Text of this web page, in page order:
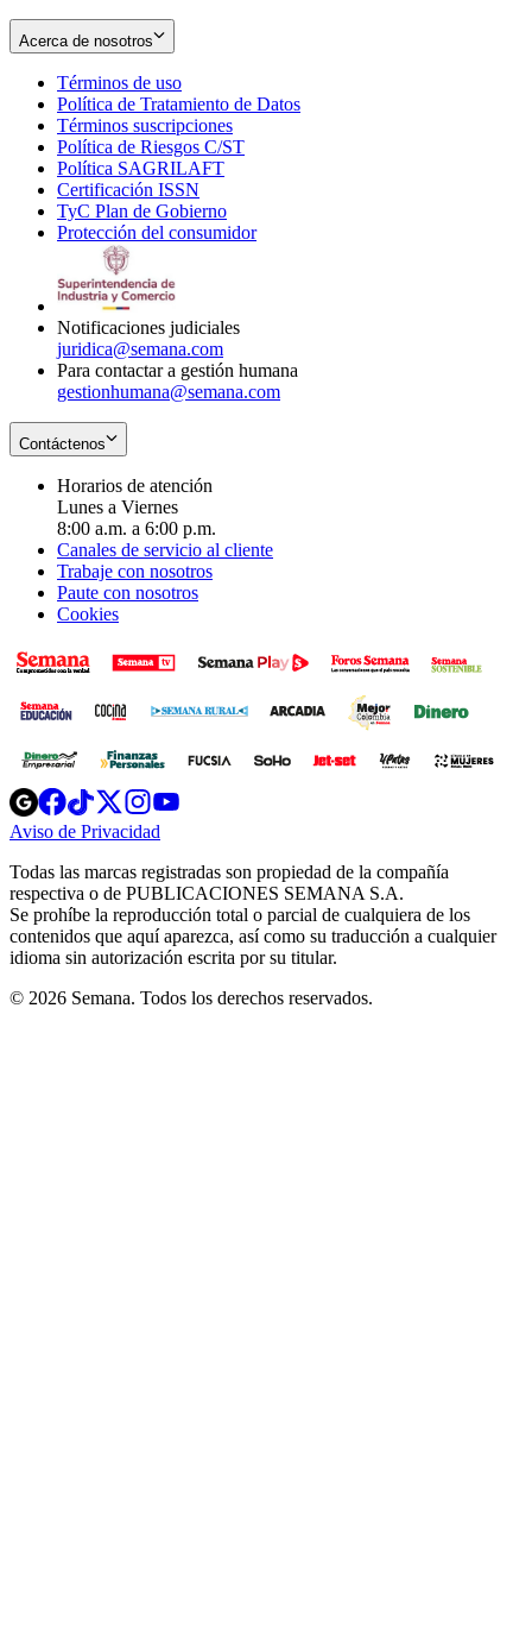
Acerca de nosotros
Términos de uso
in
new
window
Política de Tratamiento de Datos
Términos suscripciones
in
Política de Riesgos C/ST
Política SAGRILAFT
new
window
Certificación ISSN
in
new
TyC Plan de Gobierno
in
Protección del consumidorOpens
Notificaciones judiciales
juridica@semana.com
Para contactar a gestión humana
gestionhumana@semana.com
Contáctenos
Horarios de atención
Lunes a Viernes
8:00 a.m. a 6:00 p.m.
Canales de servicio al cliente
Trabaje con nosotros
Paute con nosotros
Cookies
Opens
in
new
Opens
in
new
Opens
in
new
window
Opens
new
windowwindow
Aviso de Privacidad
new
window
Todas las marcas registradas son propiedad de la compañía
respectiva o de PUBLICACIONES SEMANA S.A.
Se prohíbe la reproducción total o parcial de cualquiera de los
contenidos que aquí aparezca, así como su traducción a cualquier
idioma sin autorización escrita por su titular.
© 2026 Semana. Todos los derechos reservados.